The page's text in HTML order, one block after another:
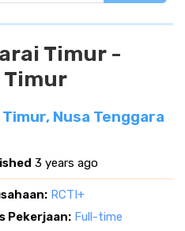
Timur -
Timur
Nusa Tenggara
3 years ago
RCTI+
Pekerjaan: Full-time